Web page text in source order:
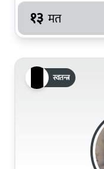
१३ मत
स्वतन्त्र